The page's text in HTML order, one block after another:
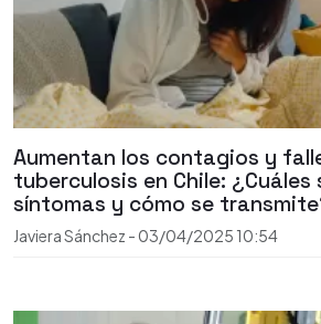
Aumentan los contagios y
tuberculosis en Chile: ¿Cuáles
síntomas y cómo se
Javiera Sánchez - 03/04/2025 10:54